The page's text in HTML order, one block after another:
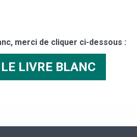
merci de cliquer ci-dessous :
LE LIVRE BLANC